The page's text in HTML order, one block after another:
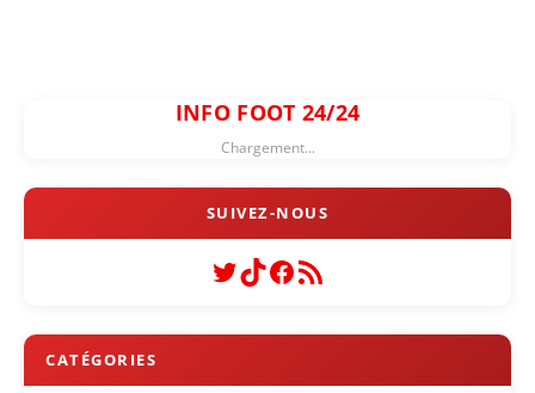
INFO FOOT 24/24
Chargement...
Twitter
TikTok
Facebook
Flux RSS